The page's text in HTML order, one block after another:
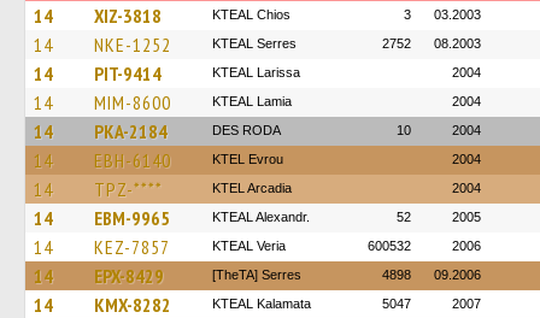
14 XIZ-3818 KTEAL Chios 3 03.2003
14 NKE-1252 KTEAL Serres 2752 08.2003
14 PIT-9414 KTEAL Larissa 2004
14 MIM-8600 KTEAL Lamia 2004
14 PKA-2184 DES RODA 10 2004
14 EBH-6140 KTEL Evrou 2004
14 TPZ-**** KTEL Arcadia 2004
14 EBM-9965 KTEAL Alexandr. 52 2005
14 KEZ-7857 KTEAL Veria 600532 2006
14 EPX-8429 [TheTA] Serres 4898 09.2006
14 KMX-8282 KTEAL Kalamata 5047 2007